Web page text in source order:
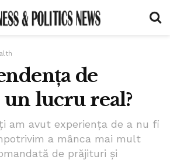
de
lucru real?
am avut experiența de a nu fi
a mânca mai mult
de prăjituri și